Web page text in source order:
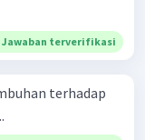
Jawaban terverifikasi
terhadap